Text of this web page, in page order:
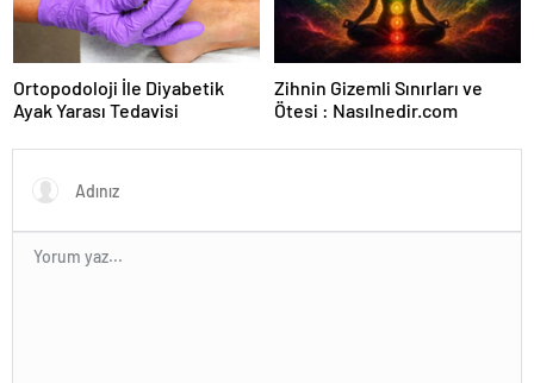
Ortopodoloji İle Diyabetik
Ayak Yarası Tedavisi
Zihnin Gizemli Sınırları ve
Ötesi : Nasılnedir.com